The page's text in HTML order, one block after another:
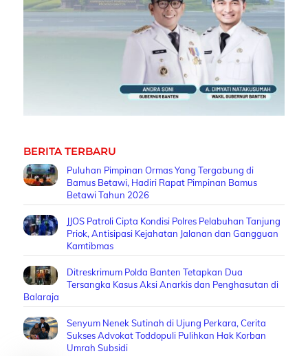
BERITA TERBARU
Puluhan Pimpinan Ormas Yang Tergabung di
Bamus Betawi, Hadiri Rapat Pimpinan Bamus
Betawi Tahun 2026
JJOS Patroli Cipta Kondisi Polres Pelabuhan Tanjung
Priok, Antisipasi Kejahatan Jalanan dan Gangguan
Kamtibmas
Ditreskrimum Polda Banten Tetapkan Dua
Tersangka Kasus Aksi Anarkis dan Penghasutan di
Balaraja
Senyum Nenek Sutinah di Ujung Perkara, Cerita
Sukses Advokat Toddopuli Pulihkan Hak Korban
Umrah Subsidi